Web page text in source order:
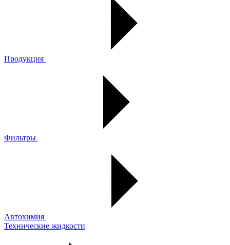
Продукция
Фильтры
Автохимия
Технические жидкости